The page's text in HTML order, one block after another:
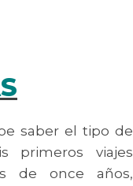
saber el tipo de
primeros viajes
de once años,